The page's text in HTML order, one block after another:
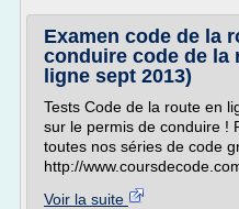
Examen code de la
conduire code de la
ligne sept 2013)
Tests Code de la route en
sur le permis de conduire !
toutes nos séries de code
http://
Voir la suite